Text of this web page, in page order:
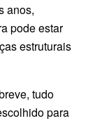
anos,
pode estar
estruturais
tudo
para